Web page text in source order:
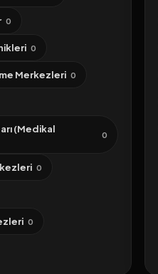
0
0
Merkezleri 0
(Medikal
0
0
0